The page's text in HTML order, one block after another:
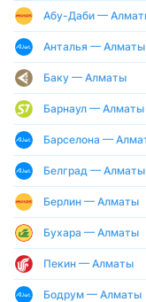
Абу-Даби —
Анталья — Алматы
Баку — Алматы
Барнаул — Алматы
Барселона —
Белград — Алматы
Берлин — Алматы
Бухара — Алматы
Пекин — Алматы
Бодрум — Алматы